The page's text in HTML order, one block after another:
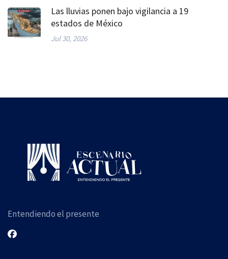
Las lluvias ponen bajo vigilancia a 19
estados de México
Jul 30, 2026
Entendiendo el presente